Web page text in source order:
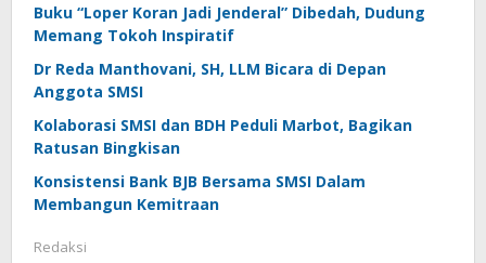
Buku “Loper Koran Jadi Jenderal” Dibedah, Dudung
Memang Tokoh Inspiratif
Dr Reda Manthovani, SH, LLM Bicara di Depan
Anggota SMSI
Kolaborasi SMSI dan BDH Peduli Marbot, Bagikan
Ratusan Bingkisan
Konsistensi Bank BJB Bersama SMSI Dalam
Membangun Kemitraan
Redaksi